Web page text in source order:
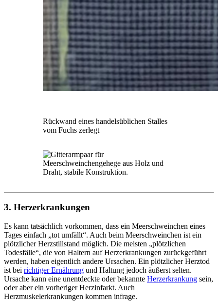
Rückwand eines handelsüblichen Stalles
vom Fuchs zerlegt
3. Herzerkrankungen
Es kann tatsächlich vorkommen, dass ein Meerschweinchen eines
Tages einfach „tot umfällt“. Auch beim Meerschweinchen ist ein
plötzlicher Herzstillstand möglich. Die meisten „plötzlichen
Todesfälle“, die von Haltern auf Herzerkrankungen zurückgeführt
werden, haben eigentlich andere Ursachen. Ein plötzlicher Herztod
ist bei richtiger Ernährung und Haltung jedoch äußerst selten.
Ursache kann eine unentdeckte oder bekannte Herzerkrankung sein,
oder aber ein vorheriger Herzinfarkt. Auch
Herzmuskelerkrankungen kommen infrage.